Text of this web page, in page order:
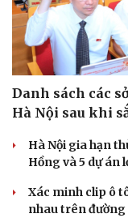
Danh sách các
Hà Nội sau khi
Hà Nội gia hạn
Hồng và 5 dự án
Xác minh clip ô
nhau trên đường